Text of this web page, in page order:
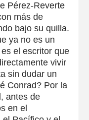
Pérez-Reverte
más de
bajo su quilla.
ya no es un
el escritor que
vivir
sin dudar un
Conrad? Por la
antes de
en el